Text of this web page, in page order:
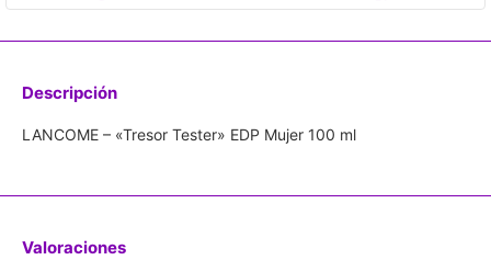
Descripción
LANCOME – «Tresor Tester» EDP Mujer 100 ml
Valoraciones